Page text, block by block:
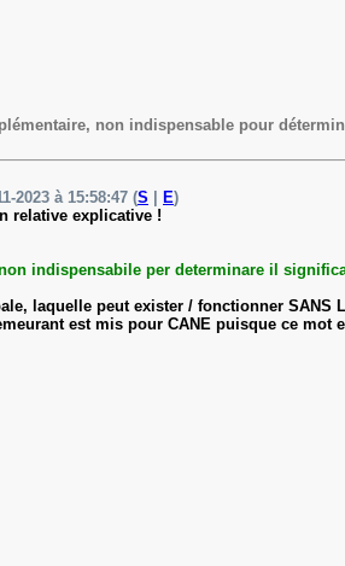
non indispensable pour
2023 à 15:58:47 (S E)
relative explicative !
indispensabile per determinare il
laquelle peut exister / fonctionner SANS
est mis pour CANE puisque ce